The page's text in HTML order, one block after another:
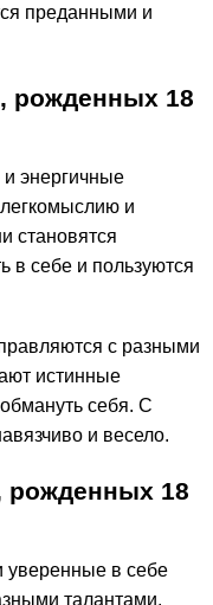
преданными и
рожденных 18
энергичные
и
становятся
в себе и пользуются
с разными
истинные
себя. С
и весело.
рожденных 18
уверенные в себе
талантами.